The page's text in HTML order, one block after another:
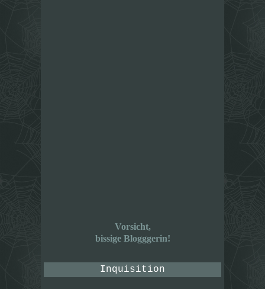
Vorsicht,
bissige Blogggerin!
Inquisition